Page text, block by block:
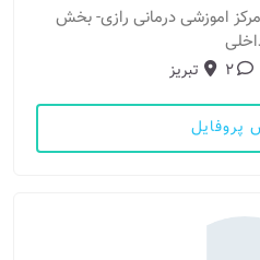
- مرکز اموزشی درمانی رازی- بخش
2 تبریز
پروفایل